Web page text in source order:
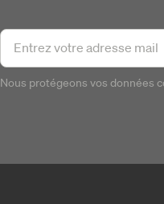
Nous protégeons vos données